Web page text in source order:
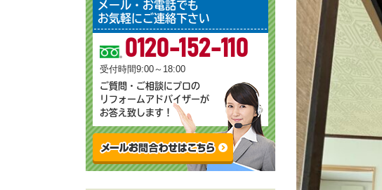
メール・お電話でも
お気軽にご連絡下さい
0120-152-110
受付時間9:00～18:00
ご質問・ご相談にプロの
リフォームアドバイザーが
お答え致します！